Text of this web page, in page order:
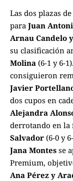
Las dos plazas
para Juan
Arnau Candelo
su clasificación
Molina (6-1 y 6-
consiguieron
Javier
dos cupos en
Alejandra
derrotando en la
Salvador (6-0 y
Jana Montes se
Premium,
Ana Pérez y